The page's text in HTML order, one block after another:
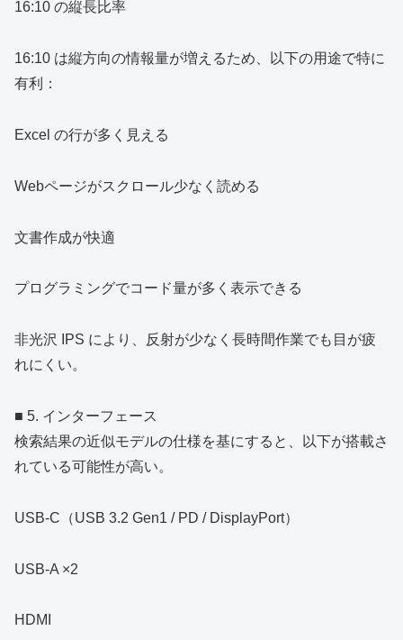
16:10 の縦長比率
16:10 は縦方向の情報量が増えるため、以下の用途で特に
有利：
Excel の行が多く見える
Webページがスクロール少なく読める
文書作成が快適
プログラミングでコード量が多く表示できる
非光沢 IPS により、反射が少なく長時間作業でも目が疲
れにくい。
■ 5. インターフェース
検索結果の近似モデルの仕様を基にすると、以下が搭載さ
れている可能性が高い。
USB‑C（USB 3.2 Gen1 / PD / DisplayPort）
USB‑A ×2
HDMI